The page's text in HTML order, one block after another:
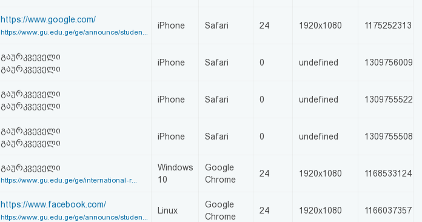
https://www.google.com/
https://www.gu.edu.ge/ge/announce/studen...
iPhone Safari 24 1920x1080 1175252313
გაურკვეველი
გაურკვეველი
iPhone Safari 0 undefined 1309756009
გაურკვეველი
გაურკვეველი
iPhone Safari 0 undefined 1309755522
გაურკვეველი
გაურკვეველი
iPhone Safari 0 undefined 1309755508
გაურკვეველი
https://www.gu.edu.ge/ge/international-r...
Windows
10
Google
Chrome
24 1920x1080 1168533124
https://www.facebook.com/
https://www.gu.edu.ge/ge/announce/studen...
Linux
Google
Chrome
24 1920x1080 1166037357